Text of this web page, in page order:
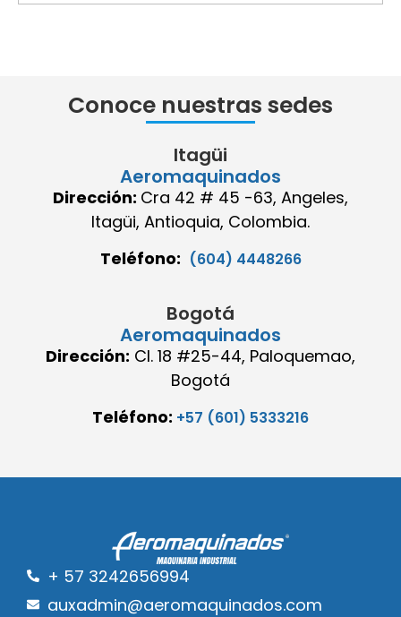
Conoce nuestras sedes
Itagüi
Aeromaquinados
Dirección: Cra 42 # 45 -63, Angeles,
Itagüi, Antioquia, Colombia.
Teléfono: (604) 4448266
Bogotá
Aeromaquinados
Dirección: Cl. 18 #25-44, Paloquemao,
Bogotá
Teléfono: +57 (601) 5333216
+ 57 3242656994
auxadmin@aeromaquinados.com